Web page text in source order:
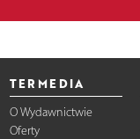
TERMEDIA
O Wydawnictwie
Oferty